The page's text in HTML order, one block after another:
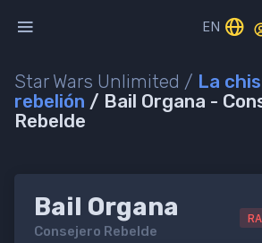
EN
Star Wars Unlimited / La
rebelión / Bail Organa -
Rebelde
Bail Organa
Consejero Rebelde